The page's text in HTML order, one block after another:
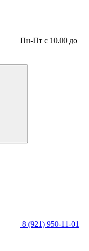
Пн-Пт с 10.00 до
8 (921) 950-11-01